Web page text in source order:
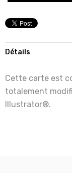
Détails
Cette carte est
totalement
Illustrator®.